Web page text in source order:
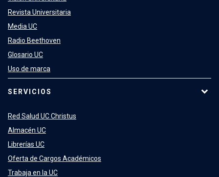
Revista Universitaria
Media UC
Radio Beethoven
Glosario UC
Uso de marca
SERVICIOS
Red Salud UC Christus
Almacén UC
Librerías UC
Oferta de Cargos Académicos
Trabaja en la UC